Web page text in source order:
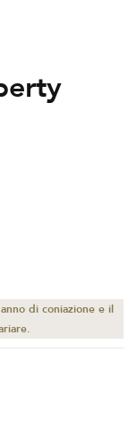
di coniazione e il